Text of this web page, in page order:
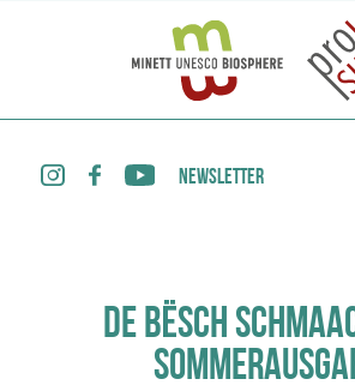
NEWSLETTER
DE BËSCH